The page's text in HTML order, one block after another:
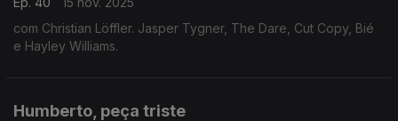
com Christian Löffler. Jasper Tygner, The Dare, Cut Copy, Bié
e Hayley Williams.
Humberto, peça triste